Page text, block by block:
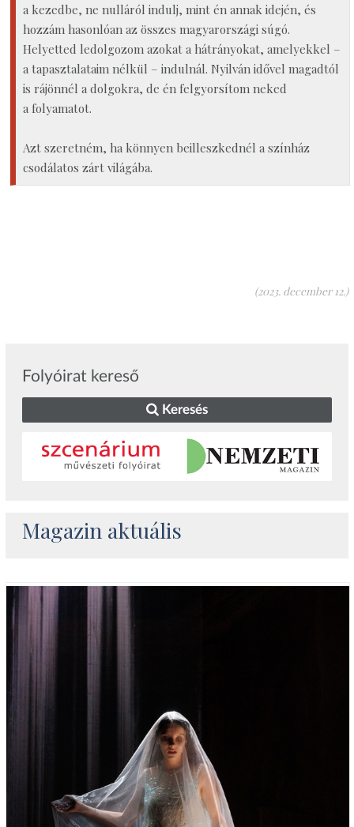
a kezedbe, ne nulláról indulj, mint én annak idején, és
hozzám hasonlóan az összes magyarországi súgó.
Helyetted ledolgozom azokat a hátrányokat, amelyekkel –
a tapasztalataim nélkül – indulnál. Nyilván idővel magadtól
is rájönnél a dolgokra, de én felgyorsítom neked
a folyamatot.
Azt szeretném, ha könnyen beilleszkednél a színház
csodálatos zárt világába.
(2023. december 12.)
Folyóirat kereső
Keresés
Magazin aktuális